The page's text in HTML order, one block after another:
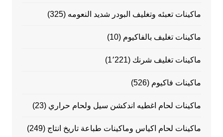
ماكينات تعبئه وتغليف البودر شديد النعومه (325)
ماكينات تغليف بالفاكيوم (10)
ماكينات تغليف شرنك (1٬221)
ماكينات فاكيوم (526)
ماكينات لحام اغطيه اندكشن سيل ولحام حراري (23)
ماكينات لحام اكياس وماكينات طباعة تاريخ انتاج (249)